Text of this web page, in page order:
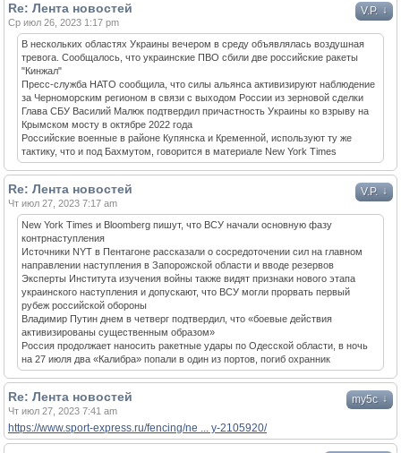
V.P. ↓
Re: Лента новостей
Ср июл 26, 2023 1:17 pm
В нескольких областях Украины вечером в среду объявлялась воздушная
тревога. Сообщалось, что украинские ПВО сбили две российские ракеты
"Кинжал"
Пресс-служба НАТО сообщила, что силы альянса активизируют наблюдение
за Черноморским регионом в связи с выходом России из зерновой сделки
Глава СБУ Василий Малюк подтвердил причастность Украины ко взрыву на
Крымском мосту в октябре 2022 года
Российские военные в районе Купянска и Кременной, используют ту же
тактику, что и под Бахмутом, говорится в материале New York Times
V.P. ↓
Re: Лента новостей
Чт июл 27, 2023 7:17 am
New York Times и Bloomberg пишут, что ВСУ начали основную фазу
контрнаступления
Источники NYT в Пентагоне рассказали о сосредоточении сил на главном
направлении наступления в Запорожской области и вводе резервов
Эксперты Института изучения войны также видят признаки нового этапа
украинского наступления и допускают, что ВСУ могли прорвать первый
рубеж российской обороны
Владимир Путин днем в четверг подтвердил, что «боевые действия
активизированы существенным образом»
Россия продолжает наносить ракетные удары по Одесской области, в ночь
на 27 июля два «Калибра» попали в один из портов, погиб охранник
my5c ↓
Re: Лента новостей
Чт июл 27, 2023 7:41 am
https://www.sport-express.ru/fencing/ne ... y-2105920/